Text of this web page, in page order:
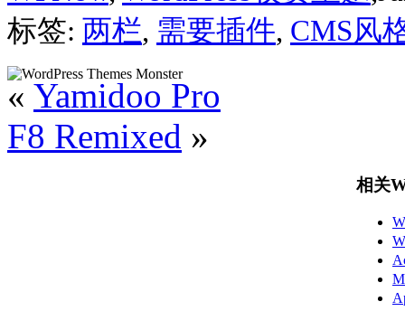
标签: 两栏, 需要插件, CMS风
« Yamidoo Pro
F8 Remixed »
相关